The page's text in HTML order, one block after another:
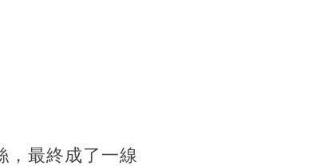
，最終成了一線